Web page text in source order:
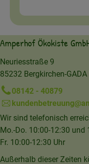
Amperhof Ökokiste
Neuriesstraße 9
85232 Bergkirchen-GADA
08142 - 40879
Wir sind telefonisch
Mo.-Do. 10:00-12:30 und
Fr. 10:00-12:30 Uhr
Außerhalb dieser Zeiten